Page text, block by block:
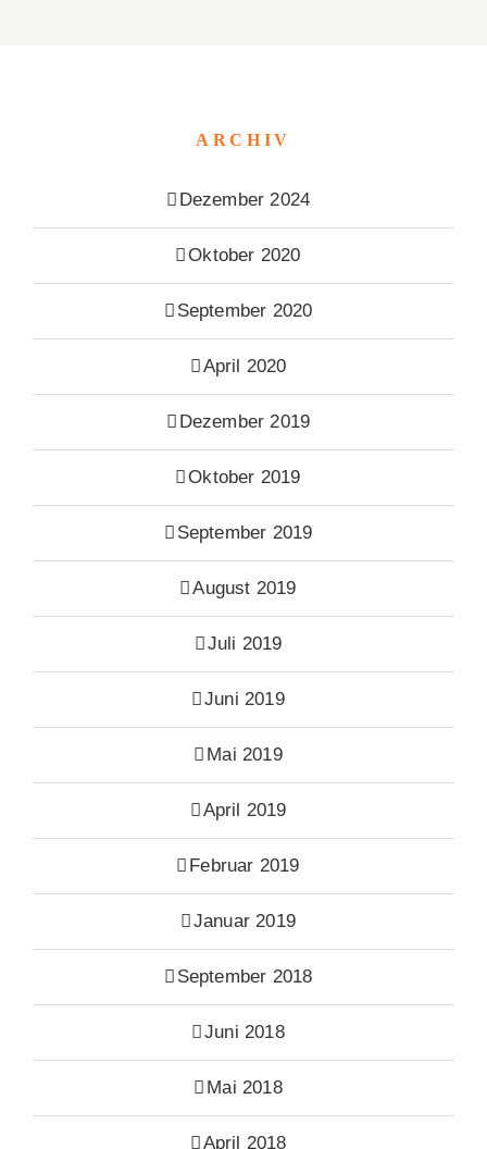
ARCHIV
Dezember 2024
Oktober 2020
September 2020
April 2020
Dezember 2019
Oktober 2019
September 2019
August 2019
Juli 2019
Juni 2019
Mai 2019
April 2019
Februar 2019
Januar 2019
September 2018
Juni 2018
Mai 2018
April 2018